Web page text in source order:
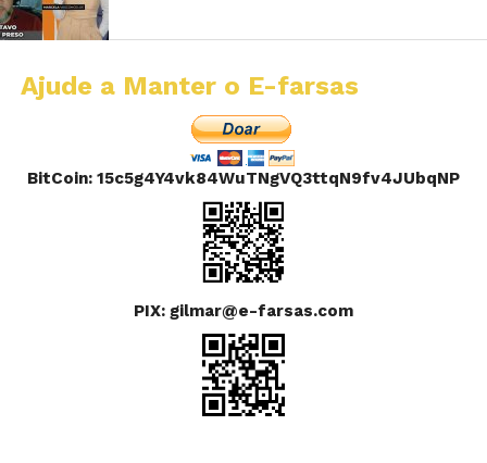
Ajude a Manter o E-farsas
BitCoin: 15c5g4Y4vk84WuTNgVQ3ttqN9fv4JUbqNP
PIX: gilmar@e-farsas.com